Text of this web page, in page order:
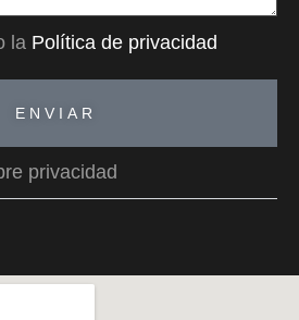
la Política de privacidad
ENVIAR
privacidad